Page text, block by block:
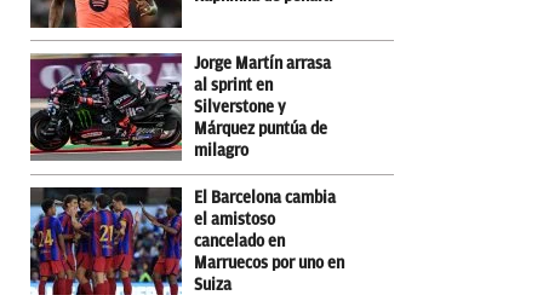
Jorge Martín arrasa
al sprint en
Silverstone y
Márquez puntúa de
milagro
El Barcelona cambia
el amistoso
cancelado en
Marruecos por uno en
Suiza